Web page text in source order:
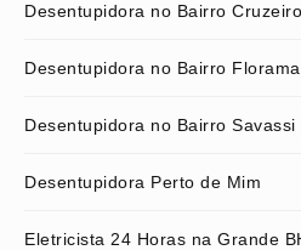
Desentupidora no Bairro Cruzeiro
Desentupidora no Bairro
Desentupidora no Bairro Savassi
Desentupidora Perto de Mim
Eletricista 24 Horas na Grande